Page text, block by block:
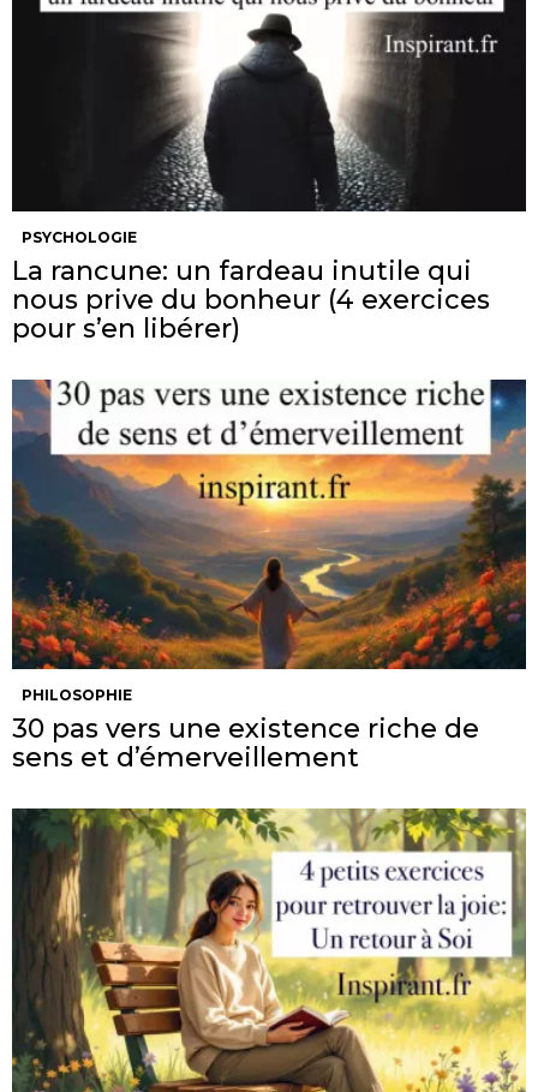
PSYCHOLOGIE
La rancune: un fardeau inutile qui
nous prive du bonheur (4 exercices
pour s’en libérer)
PHILOSOPHIE
30 pas vers une existence riche de
sens et d’émerveillement